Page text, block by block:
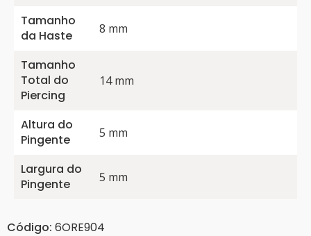
Tamanho
da Haste
8 mm
Tamanho
Total do
Piercing
14 mm
Altura do
Pingente
5 mm
Largura do
Pingente
5 mm
Código: 6ORE904